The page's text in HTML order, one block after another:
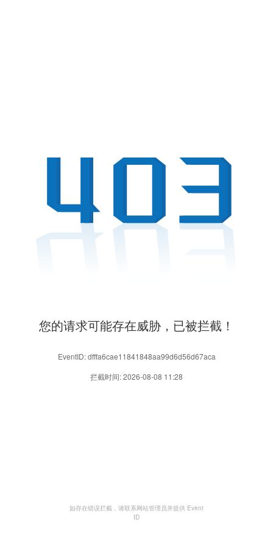
您的请求可能存在威胁，已被拦截！
EventID: dfffa6cae11841848aa99d6d56d67aca
拦截时间: 2026-08-08 11:28
如存在错误拦截，请联系网站管理员并提供 Event
ID